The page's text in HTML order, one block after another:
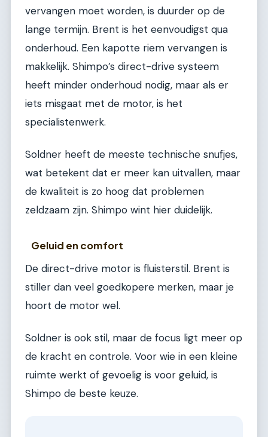
vervangen moet worden, is duurder op de
lange termijn. Brent is het eenvoudigst qua
onderhoud. Een kapotte riem vervangen is
makkelijk. Shimpo’s direct-drive systeem
heeft minder onderhoud nodig, maar als er
iets misgaat met de motor, is het
specialistenwerk.
Soldner heeft de meeste technische snufjes,
wat betekent dat er meer kan uitvallen, maar
de kwaliteit is zo hoog dat problemen
zeldzaam zijn. Shimpo wint hier duidelijk.
Geluid en comfort
De direct-drive motor is fluisterstil. Brent is
stiller dan veel goedkopere merken, maar je
hoort de motor wel.
Soldner is ook stil, maar de focus ligt meer op
de kracht en controle. Voor wie in een kleine
ruimte werkt of gevoelig is voor geluid, is
Shimpo de beste keuze.